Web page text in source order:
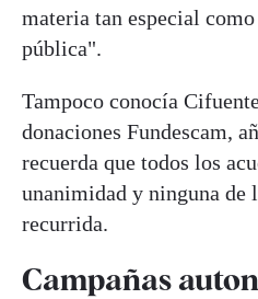
materia tan especial
pública".
Tampoco conocía
donaciones Fundescam,
recuerda que todos los
unanimidad y ninguna de
recurrida.
Campañas